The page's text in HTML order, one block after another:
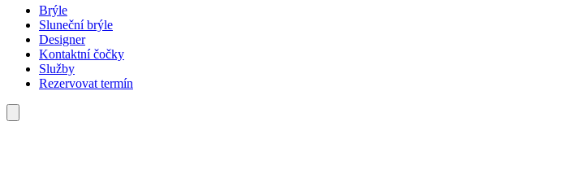
Brýle
Sluneční brýle
Designer
Kontaktní čočky
Služby
Rezervovat termín